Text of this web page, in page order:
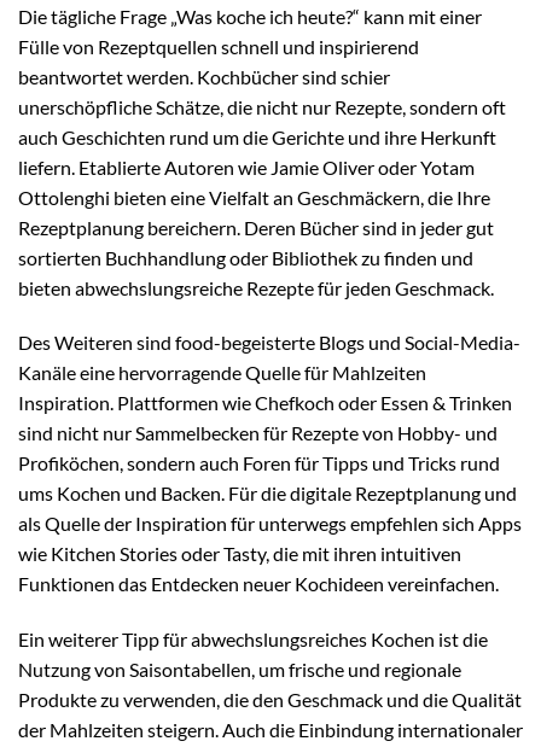
Die tägliche Frage „Was koche ich heute?“ kann mit einer
Fülle von Rezeptquellen schnell und inspirierend
beantwortet werden. Kochbücher sind schier
unerschöpfliche Schätze, die nicht nur Rezepte, sondern oft
auch Geschichten rund um die Gerichte und ihre Herkunft
liefern. Etablierte Autoren wie Jamie Oliver oder Yotam
Ottolenghi bieten eine Vielfalt an Geschmäckern, die Ihre
Rezeptplanung bereichern. Deren Bücher sind in jeder gut
sortierten Buchhandlung oder Bibliothek zu finden und
bieten abwechslungsreiche Rezepte für jeden Geschmack.
Des Weiteren sind food-begeisterte Blogs und Social-Media-
Kanäle eine hervorragende Quelle für Mahlzeiten
Inspiration. Plattformen wie Chefkoch oder Essen & Trinken
sind nicht nur Sammelbecken für Rezepte von Hobby- und
Profiköchen, sondern auch Foren für Tipps und Tricks rund
ums Kochen und Backen. Für die digitale Rezeptplanung und
als Quelle der Inspiration für unterwegs empfehlen sich Apps
wie Kitchen Stories oder Tasty, die mit ihren intuitiven
Funktionen das Entdecken neuer Kochideen vereinfachen.
Ein weiterer Tipp für abwechslungsreiches Kochen ist die
Nutzung von Saisontabellen, um frische und regionale
Produkte zu verwenden, die den Geschmack und die Qualität
der Mahlzeiten steigern. Auch die Einbindung internationaler